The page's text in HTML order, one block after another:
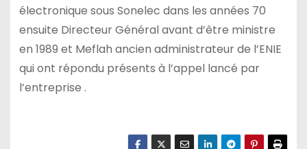
électronique sous Sonelec dans les années 70
ensuite Directeur Général avant d’être ministre
en 1989 et Meflah ancien administrateur de l’ENIE
qui ont répondu présents à l’appel lancé par
l’entreprise .